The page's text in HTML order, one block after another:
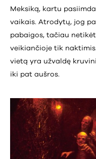
Meksiką, kartu
vaikais. Atrodytų, jog
pabaigos, tačiau
veikiančioje tik
vietą yra užvaldę
iki pat aušros.